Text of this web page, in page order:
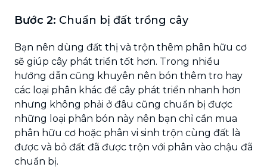
Bước 2: Chuẩn bị đất trồng cây
Bạn nên dùng đất thị và trộn thêm phân hữu cơ
sẽ giúp cây phát triển tốt hơn. Trong nhiều
hướng dẫn cũng khuyên nên bón thêm tro hay
các loại phân khác để cây phát triển nhanh hơn
nhưng không phải ở đâu cũng chuẩn bị được
những loại phân bón này nên bạn chỉ cần mua
phân hữu cơ hoặc phân vi sinh trộn cùng đất là
được và bỏ đất đã được trộn với phân vào chậu đã
chuẩn bị.